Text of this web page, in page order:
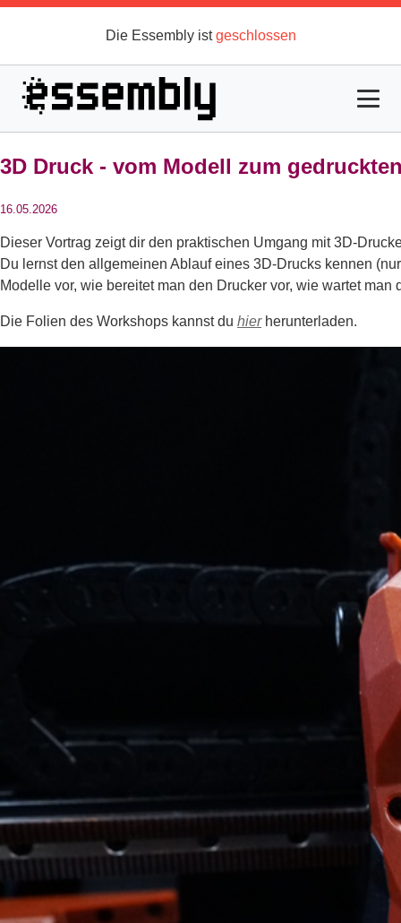
3D Druck - vom Modell zum
16.05.2026
Dieser Vortrag zeigt dir den praktischen Umgang mit 3D-
Du lernst den allgemeinen Ablauf eines 3D-Drucks kennen
Modelle vor, wie bereitet man den Drucker vor, wie wartet
Die Folien des Workshops kannst du hierherunterladen.